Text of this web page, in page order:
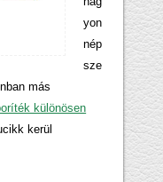
yon
nép
sze
más
különösen
kerül